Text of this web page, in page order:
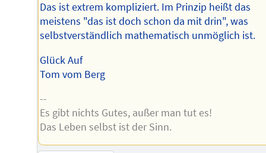
Das ist extrem kompliziert. Im Prinzip heißt das
meistens "das ist doch schon da mit drin", was
selbstverständlich mathematisch unmöglich ist.
Glück Auf
Tom vom Berg
--
Es gibt nichts Gutes, außer man tut es!
Das Leben selbst ist der Sinn.